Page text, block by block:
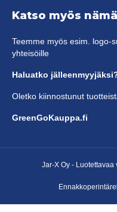
Katso myös
Teemme myös esim. logo-
yhteisöille
Haluatko
Oletko kiinnostunut
GreenGoKauppa.fi
Jar-X Oy - Luotettavaa